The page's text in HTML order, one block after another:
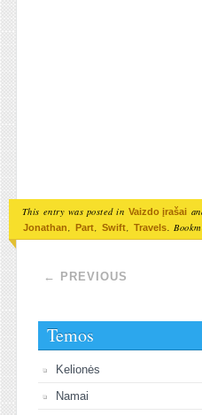
This entry was posted in Vaizdo įrašai
Jonathan, Part, Swift, Travels.
Post
← PREVIOUS
Temos
Kelionės
Namai